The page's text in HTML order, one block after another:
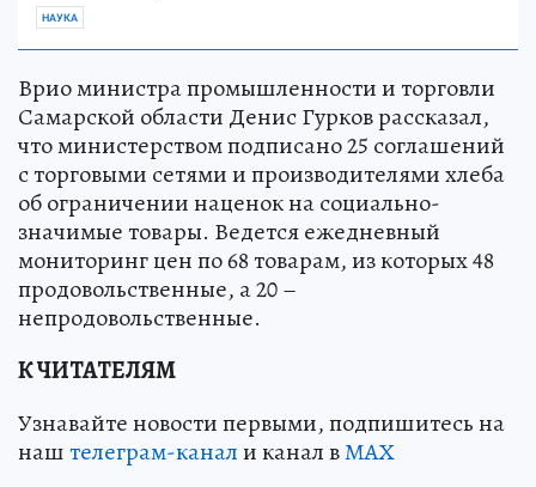
НАУКА
Врио министра промышленности и торговли
Самарской области Денис Гурков рассказал,
что министерством подписано 25 соглашений
с торговыми сетями и производителями хлеба
об ограничении наценок на социально-
значимые товары. Ведется ежедневный
мониторинг цен по 68 товарам, из которых 48
продовольственные, а 20 –
непродовольственные.
К ЧИТАТЕЛЯМ
Узнавайте новости первыми, подпишитесь на
наштелеграм-канали канал вМАХ